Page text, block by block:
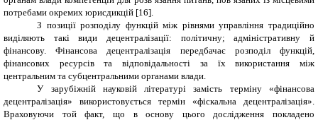
потребами окремих юрисдикцій [16].
З позиції розподілу функцій між рівнями управління традиційно
виділяють такі види децентралізації: політичну; адміністративну й
фінансову. Фінансова децентралізація передбачає розподіл функцій,
фінансових ресурсів та відповідальності за їх використання між
центральним та субцентральними органами влади.
У зарубіжній науковій літературі замість терміну «фінансова
децентралізація» використовується термін «фіскальна децентралізація».
Враховуючи той факт, що в основу цього дослідження покладено